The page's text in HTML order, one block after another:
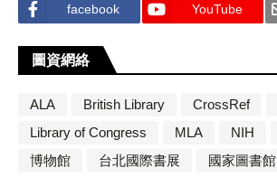
facebook YouTube
圖資網絡
ALA British Library CrossRef
Library of Congress
MLA NIH
博物館
台北國際書展
國家圖書館